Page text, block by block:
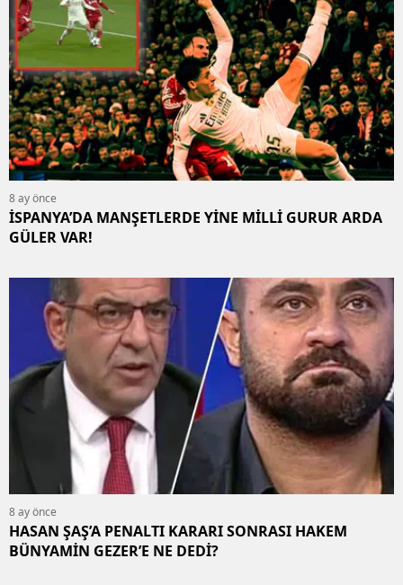
8 ay önce
İSPANYA’DA MANŞETLERDE YİNE MİLLİ GURUR ARDA
GÜLER VAR!
8 ay önce
HASAN ŞAŞ’A PENALTI KARARI SONRASI HAKEM
BÜNYAMİN GEZER’E NE DEDİ?